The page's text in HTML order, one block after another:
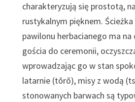
charakteryzują się prostotą,
rustykalnym pięknem.
pawilonu herbacianego ma
gościa do ceremonii,
wprowadzając go w stan
latarnie (tōrō), misy z wodą
stonowanych barwach są